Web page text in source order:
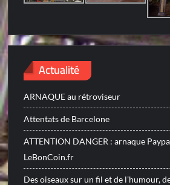
Actualité
ARNAQUE au rétroviseur
Attentats de Barcelone
ATTENTION DANGER : arnaque
LeBonCoin.fr
Des oiseaux sur un fil et de l’humour,